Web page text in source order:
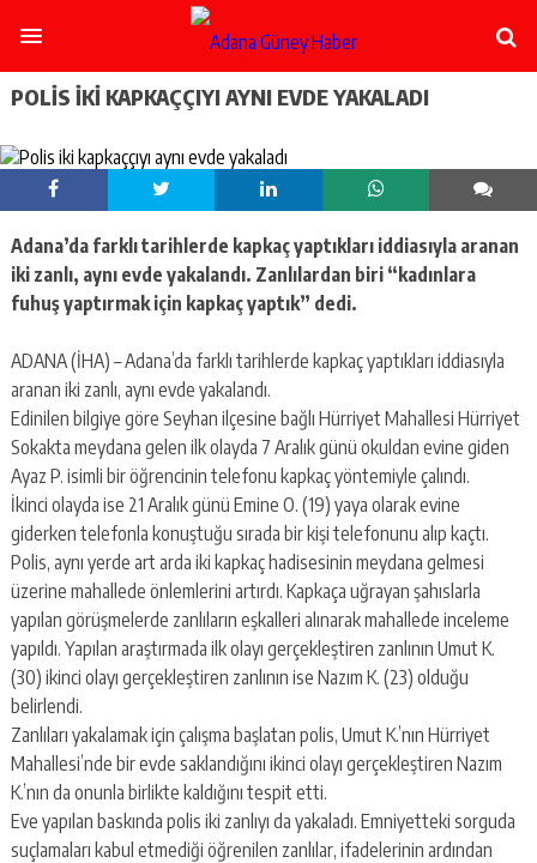
escort
ataşehir
escort
kadıköy
escort
ümraniye
mecidiyeköy
escort
taksim
escort
beşiktaş
escort
kartal
escort
maltepe
escort
POLIS IKI KAPKAÇÇIYI AYNI EVDE YAKALADI
Adana’da farklı tarihlerde kapkaç yaptıkları iddiasıyla aranan
iki zanlı, aynı evde yakalandı. Zanlılardan biri “kadınlara
fuhuş yaptırmak için kapkaç yaptık” dedi.
ADANA (İHA) – Adana’da farklı tarihlerde kapkaç yaptıkları iddiasıyla
aranan iki zanlı, aynı evde yakalandı.
Edinilen bilgiye göre Seyhan ilçesine bağlı Hürriyet Mahallesi Hürriyet
Sokakta meydana gelen ilk olayda 7 Aralık günü okuldan evine giden
Ayaz P. isimli bir öğrencinin telefonu kapkaç yöntemiyle çalındı.
İkinci olayda ise 21 Aralık günü Emine O. (19) yaya olarak evine
giderken telefonla konuştuğu sırada bir kişi telefonunu alıp kaçtı.
Polis, aynı yerde art arda iki kapkaç hadisesinin meydana gelmesi
üzerine mahallede önlemlerini artırdı. Kapkaça uğrayan şahıslarla
yapılan görüşmelerde zanlıların eşkalleri alınarak mahallede inceleme
yapıldı. Yapılan araştırmada ilk olayı gerçekleştiren zanlının Umut K.
(30) ikinci olayı gerçekleştiren zanlının ise Nazım K. (23) olduğu
belirlendi.
Zanlıları yakalamak için çalışma başlatan polis, Umut K.’nın Hürriyet
Mahallesi’nde bir evde saklandığını ikinci olayı gerçekleştiren Nazım
K.’nın da onunla birlikte kaldığını tespit etti.
Eve yapılan baskında polis iki zanlıyı da yakaladı. Emniyetteki sorguda
suçlamaları kabul etmediği öğrenilen zanlılar, ifadelerinin ardından